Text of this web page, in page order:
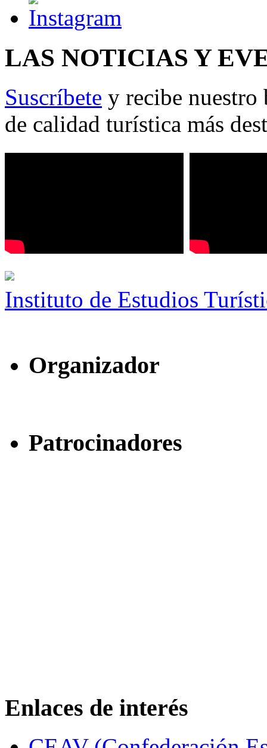
LAS NOTICIAS Y
Suscríbete y recibe nuestro
de calidad turística más
Instituto de Estudios
Organizador
Patrocinadores
Enlaces de interés